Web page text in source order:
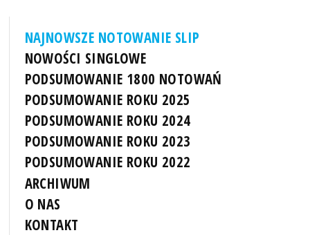
NAJNOWSZE NOTOWANIE SLIP
NOWOŚCI SINGLOWE
PODSUMOWANIE 1800 NOTOWAŃ
PODSUMOWANIE ROKU 2025
PODSUMOWANIE ROKU 2024
PODSUMOWANIE ROKU 2023
PODSUMOWANIE ROKU 2022
ARCHIWUM
O NAS
KONTAKT